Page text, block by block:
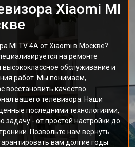
Xiaomi MI
MI TV 4A от Xiaomi в Москве?
на ремонте
высококлассное обслуживание и
работ. Мы понимаем,
восстановить качество
вашего телевизора. Наши
последними технологиями,
задачу - от простой настройки до
Позвольте нам вернуть
вам долгие годы